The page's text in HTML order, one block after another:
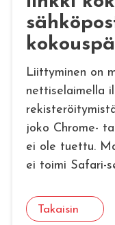
Liittyminen on
nettiselaimella
joko Chrome-
ei ole tuettu.
ei toimi Safari-
Takaisin